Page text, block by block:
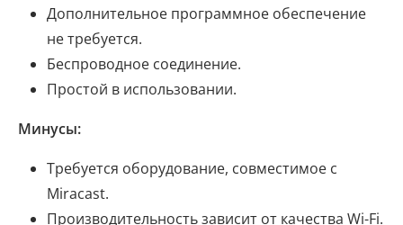
Дополнительное программное обеспечение
не требуется.
Беспроводное соединение.
Простой в использовании.
Минусы:
Требуется оборудование, совместимое с
Miracast.
Производительность зависит от качества Wi-Fi.